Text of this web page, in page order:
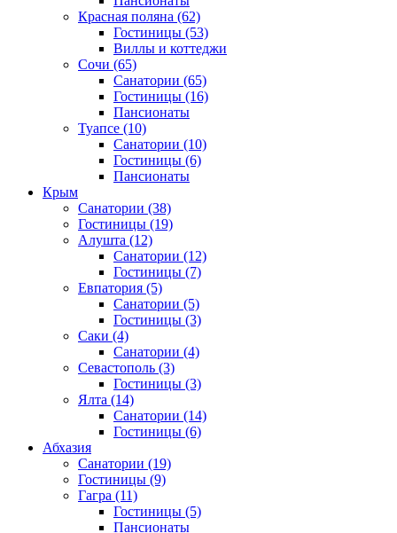
Красная поляна (62)
Гостиницы (53)
Виллы и коттеджи
Сочи (65)
Санатории (65)
Гостиницы (16)
Пансионаты
Туапсе (10)
Санатории (10)
Гостиницы (6)
Пансионаты
Крым
Санатории (38)
Гостиницы (19)
Алушта (12)
Санатории (12)
Гостиницы (7)
Евпатория (5)
Санатории (5)
Гостиницы (3)
Саки (4)
Санатории (4)
Севастополь (3)
Гостиницы (3)
Ялта (14)
Санатории (14)
Гостиницы (6)
Абхазия
Санатории (19)
Гостиницы (9)
Гагра (11)
Гостиницы (5)
Пансионаты